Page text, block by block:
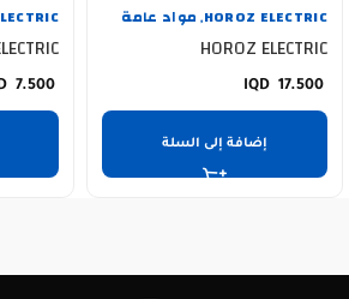
HOROZ ELECTRIC
, مواد عامة
HOROZ ELECTRIC
17.500
إضافة إلى السلة
7.500